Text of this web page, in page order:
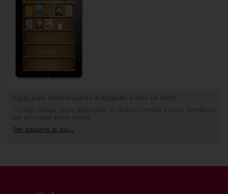
Oggi puoi iniziare subito a leggere: basta un click!
I nostri eBook sono disponibili in diversi formati e sono distribuiti
sui principali store online
Per saperne di più...